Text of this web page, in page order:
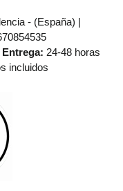
- (España) |
24-48 horas
incluidos